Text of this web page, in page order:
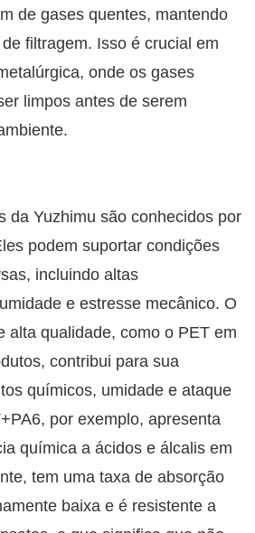
de gases quentes, mantendo
filtragem. Isso é crucial em
onde os gases
limpos antes de serem
da Yuzhimu são conhecidos por
podem suportar condições
incluindo altas
e estresse mecânico. O
alta qualidade, como o PET em
contribui para sua
químicos, umidade e ataque
por exemplo, apresenta
química a ácidos e álcalis em
tem uma taxa de absorção
baixa e é resistente a